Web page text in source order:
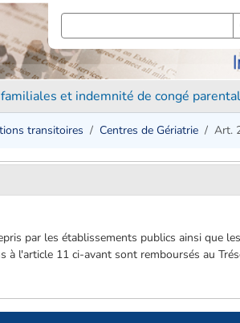
et indemnité de congé parental
transitoires Centres de Gériatrie Art.
par les établissements publics ainsi que les
à l'article 11 ci-avant sont remboursés au